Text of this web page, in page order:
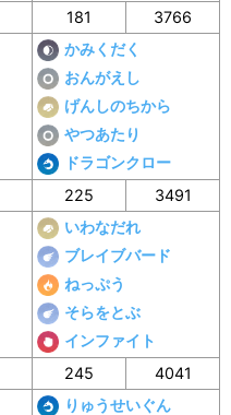
181 3766
かみくだく
おんがえし
げんしのちから
やつあたり
ドラゴンクロー
225 3491
いわなだれ
ブレイブバード
ねっぷう
そらをとぶ
インファイト
245 4041
りゅうせいぐん